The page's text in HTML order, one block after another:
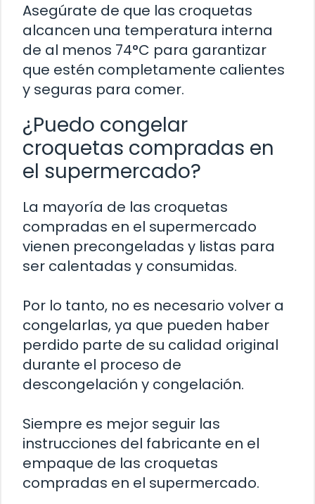
Asegúrate de que las croquetas
alcancen una temperatura interna
de al menos 74°C para garantizar
que estén completamente calientes
y seguras para comer.
¿Puedo congelar
croquetas compradas en
el supermercado?
La mayoría de las croquetas
compradas en el supermercado
vienen precongeladas y listas para
ser calentadas y consumidas.
Por lo tanto, no es necesario volver a
congelarlas, ya que pueden haber
perdido parte de su calidad original
durante el proceso de
descongelación y congelación.
Siempre es mejor seguir las
instrucciones del fabricante en el
empaque de las croquetas
compradas en el supermercado.